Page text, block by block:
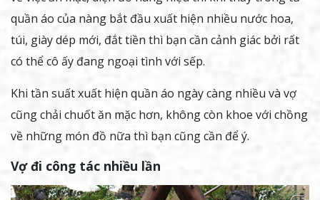
quần áo của nàng bắt đầu xuất hiện nhiều nước hoa,
túi, giày dép mới, đắt tiền thì bạn cần cảnh giác bởi rất
có thể cô ấy đang ngoại tình với sếp.
Khi tần suất xuất hiện quần áo ngày càng nhiều và vợ
cũng chải chuốt ăn mặc hơn, không còn khoe với chồng
về những món đồ nữa thì bạn cũng cần để ý.
Vợ đi công tác nhiều lần